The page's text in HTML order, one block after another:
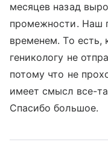
месяцев назад
промежности. Наш
временем. То есть,
геникологу не
потому что не
имеет смысл все-
Спасибо большое.